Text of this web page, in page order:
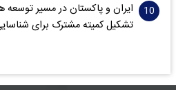
ایران و پاکستان در مسیر توسعه
تشکیل کمیته مشترک برای